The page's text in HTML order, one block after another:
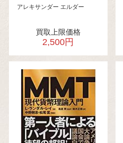
アレキサンダー エルダー
買取上限価格
2,500円